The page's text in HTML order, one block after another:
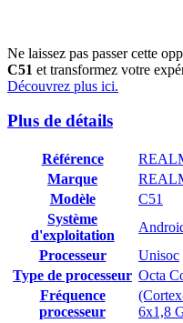
Ne laissez pas passer cette
C51 et transformez votre
Découvrez plus ici.
Plus de détails
Référence
Marque
Modèle
C51
Système
d'exploitation
Processeur
Unisoc
Type de processeur Octa
Fréquence
processeur
6x1,8